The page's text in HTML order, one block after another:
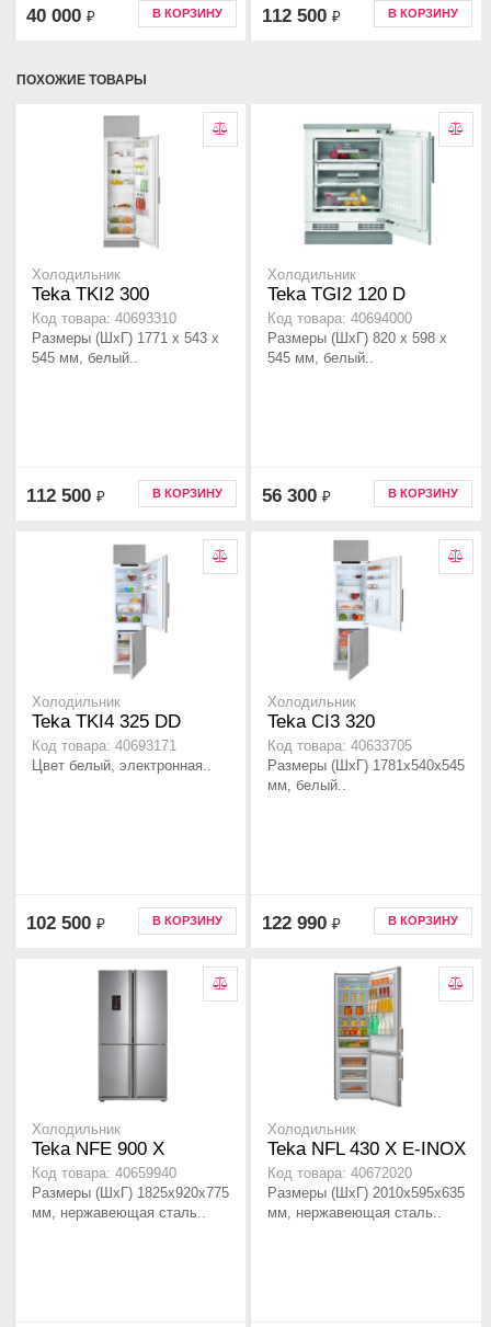
40 000 ₽ В КОРЗИНУ 112 500 ₽ В КОРЗИНУ
ПОХОЖИЕ ТОВАРЫ
Холодильник
Teka TKI2 300
Код товара: 40693310
Размеры (ШхГ) 1771 х 543 х
545 мм, белый..
112 500 ₽ В КОРЗИНУ
Холодильник
Teka TGI2 120 D
Код товара: 40694000
Размеры (ШхГ) 820 х 598 х
545 мм, белый..
56 300 ₽ В КОРЗИНУ
Холодильник
Teka TKI4 325 DD
Код товара: 40693171
Цвет белый, электронная..
102 500 ₽ В КОРЗИНУ
Холодильник
Teka CI3 320
Код товара: 40633705
Размеры (ШхГ) 1781х540х545
мм, белый..
122 990 ₽ В КОРЗИНУ
Холодильник
Teka NFE 900 X
Код товара: 40659940
Размеры (ШхГ) 1825х920х775
мм, нержавеющая сталь..
Холодильник
Teka NFL 430 X E-INOX
Код товара: 40672020
Размеры (ШхГ) 2010х595х635
мм, нержавеющая сталь..